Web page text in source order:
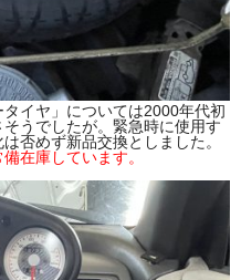
イヤ」については2000年代初
うでしたが。緊急時に使用す
否めず新品交換としました。
在庫しています。